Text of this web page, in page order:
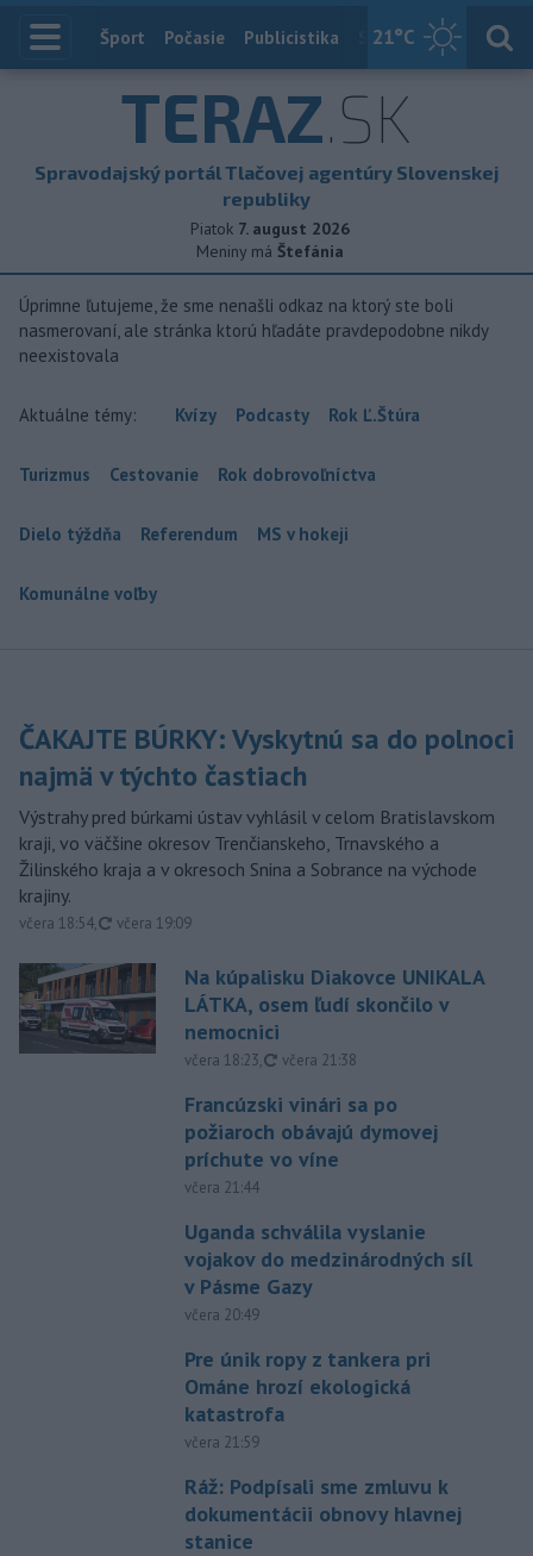
21°C
Index
Šport Počasie Publicistika Slovensko
TERAZ.SK
Spravodajský portál Tlačovej agentúry Slovenskej
republiky
Piatok 7. august 2026
Meniny má Štefánia
Úprimne ľutujeme, že sme nenašli odkaz na ktorý ste boli
nasmerovaní, ale stránka ktorú hľadáte pravdepodobne nikdy
neexistovala
Aktuálne témy: Kvízy Podcasty Rok Ľ.Štúra
Turizmus Cestovanie Rok dobrovoľníctva
Dielo týždňa Referendum MS v hokeji
Komunálne voľby
ČAKAJTE BÚRKY: Vyskytnú sa do polnoci
najmä v týchto častiach
Výstrahy pred búrkami ústav vyhlásil v celom Bratislavskom
kraji, vo väčšine okresov Trenčianskeho, Trnavského a
Žilinského kraja a v okresoch Snina a Sobrance na východe
krajiny.
včera 18:54, aktualizované
včera 19:09
Na kúpalisku Diakovce UNIKALA
LÁTKA, osem ľudí skončilo v
nemocnici
včera 18:23, aktualizované
včera 21:38
Francúzski vinári sa po
požiaroch obávajú dymovej
príchute vo víne
včera 21:44
Uganda schválila vyslanie
vojakov do medzinárodných síl
v Pásme Gazy
včera 20:49
Pre únik ropy z tankera pri
Ománe hrozí ekologická
katastrofa
včera 21:59
Ráž: Podpísali sme zmluvu k
dokumentácii obnovy hlavnej
stanice